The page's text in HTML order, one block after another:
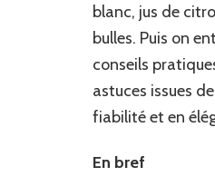
blanc, jus de
bulles. Puis on
conseils
astuces issues
fiabilité et en
En bref